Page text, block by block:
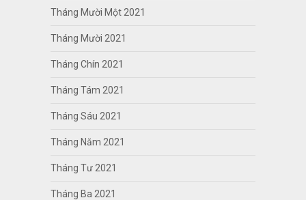
Tháng Mười Một 2021
Tháng Mười 2021
Tháng Chín 2021
Tháng Tám 2021
Tháng Sáu 2021
Tháng Năm 2021
Tháng Tư 2021
Tháng Ba 2021